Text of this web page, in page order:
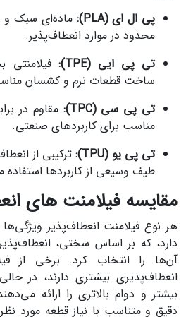
پی ال ای (PLA):
ماده‌ای سبک و
محدود در موارد انعطاف‌پذیر.
تی پی ایی (TPE):
فیلامنتی
ساخت قطعات نرم و کشسان
تی پی سی (TPC):
مقاوم در
مناسب برای کاربردهای صنعتی.
تی پی یو (TPU):
ترکیبی از
طیف وسیعی از کاربردها
مقایسه فیلامنت های
هر نوع فیلامنت انعطاف‌پذیر
دارد، که بر اساس سختی،
آن‌ها را انتخاب کرد. برخی از
انعطاف‌پذیری بیشتری دارند، در
بیشتر و دوام بالاتری را ارائه
دقیق و متناسب با نیاز قطعه مورد